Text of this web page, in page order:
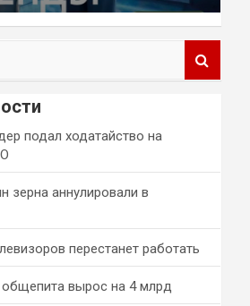
подал ходатайство на
зерна аннулировали в
перестанет работать
вырос на 4 млрд